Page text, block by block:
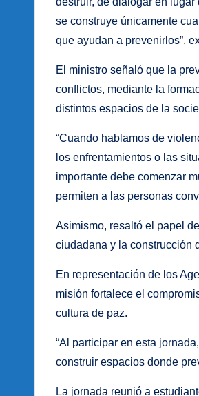
se construye únicamente
que ayudan a prevenirlos”,
El ministro señaló que la
conflictos, mediante la
distintos espacios de la
“Cuando hablamos de
los enfrentamientos o las
importante debe comenzar
permiten a las personas
Asimismo, resaltó el papel
ciudadana y la construcción
En representación de los
misión fortalece el
cultura de paz.
“Al participar en esta
construir espacios donde
La jornada reunió a